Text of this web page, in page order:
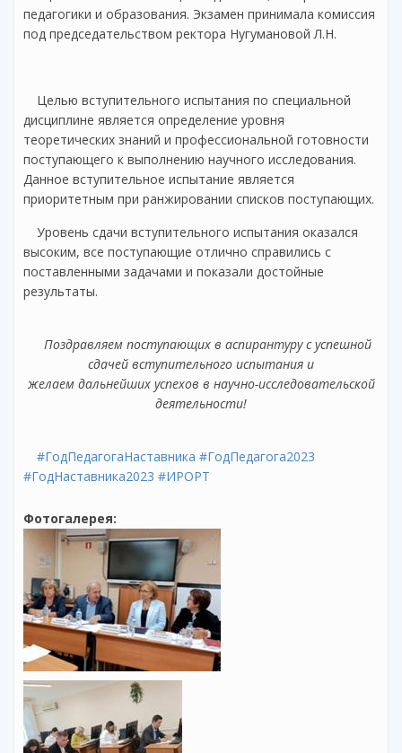
педагогики и образования. Экзамен принимала комиссия
под председательством ректора Нугумановой Л.Н.
Целью вступительного испытания по специальной
дисциплине является определение уровня
теоретических знаний и профессиональной готовности
поступающего к выполнению научного исследования.
Данное вступительное испытание является
приоритетным при ранжировании списков поступающих.
Уровень сдачи вступительного испытания оказался
высоким, все поступающие отлично справились с
поставленными задачами и показали достойные
результаты.
Поздравляем поступающих в аспирантуру с успешной
сдачей вступительного испытания и
желаем дальнейших успехов в научно-исследовательской
деятельности!
#ГодПедагогаНаставника #ГодПедагога2023
#ГодНаставника2023 #ИРОРТ
Фотогалерея: